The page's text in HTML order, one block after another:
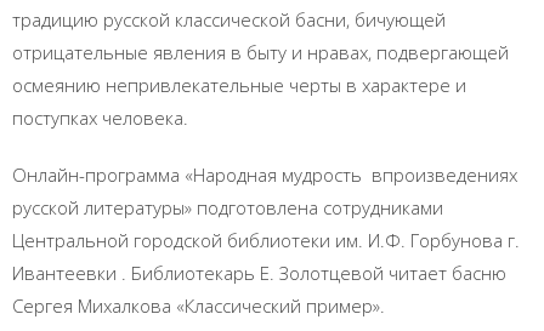
традицию русской классической басни, бичующей
отрицательные явления в быту и нравах, подвергающей
осмеянию непривлекательные черты в характере и
поступках человека.
Онлайн-программа «Народная мудрость впроизведениях
русской литературы» подготовлена сотрудниками
Центральной городской библиотеки им. И.Ф. Горбунова г.
Ивантеевки . Библиотекарь Е. Золотцевой читает басню
Сергея Михалкова «Классический пример».